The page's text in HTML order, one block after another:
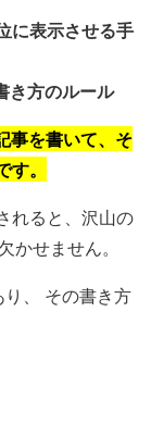
に表示させる手
き方のルール
事を書いて、そ
。
れると、沢山の
かせません。
り、 その書き方